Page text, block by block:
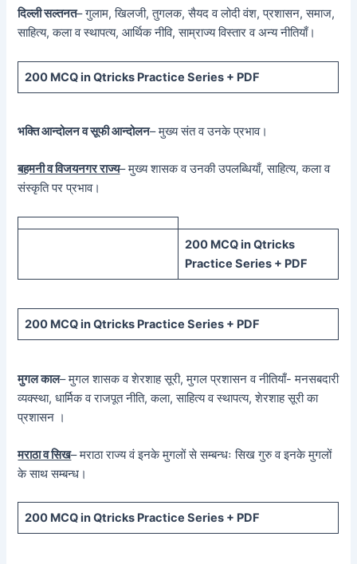
दिल्ली सल्तनत– गुलाम, खिलजी, तुगलक, सैयद व लोदी वंश, प्रशासन, समाज,
साहित्य, कला व स्थापत्य, आर्थिक नीवि, साम्राज्य विस्तार व अन्य नीतियाँ।
200 MCQ in Qtricks Practice Series + PDF
भक्ति आन्दोलन व सूफी आन्दोलन– मुख्य संत व उनके प्रभाव।
बहमनी व विजयनगर राज्य– मुख्य शासक व उनकी उपलब्धियाँ, साहित्य, कला व
संस्कृति पर प्रभाव।
200 MCQ in Qtricks
Practice Series + PDF
200 MCQ in Qtricks Practice Series + PDF
मुगल काल– मुगल शासक व शेरशाह सूरी, मुगल प्रशासन व नीतियाँ- मनसबदारी
व्यक्स्था, धार्मिक व राजपूत नीति, कला, साहित्य व स्थापत्य, शेरशाह सूरी का
प्रशासन ।
मराठा व सिख– मराठा राज्य वं इनके मुगलों से सम्बन्धः सिख गुरु व इनके मुगलों
के साथ सम्बन्ध।
200 MCQ in Qtricks Practice Series + PDF